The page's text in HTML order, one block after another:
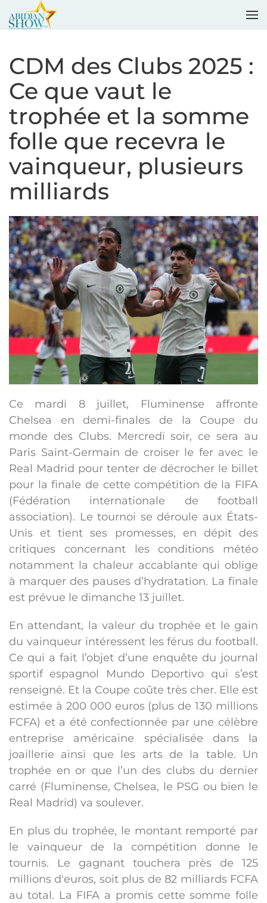
CDM des Clubs 2025 :
Ce que vaut le
trophée et la somme
folle que recevra le
vainqueur, plusieurs
milliards
Ce mardi 8 juillet, Fluminense affronte
Chelsea en demi-finales de la Coupe du
monde des Clubs. Mercredi soir, ce sera au
Paris Saint-Germain de croiser le fer avec le
Real Madrid pour tenter de décrocher le billet
pour la finale de cette compétition de la FIFA
(Fédération internationale de football
association). Le tournoi se déroule aux États-
Unis et tient ses promesses, en dépit des
critiques concernant les conditions météo
notamment la chaleur accablante qui oblige
à marquer des pauses d’hydratation. La finale
est prévue le dimanche 13 juillet.
En attendant, la valeur du trophée et le gain
du vainqueur intéressent les férus du football.
Ce qui a fait l’objet d’une enquête du journal
sportif espagnol Mundo Deportivo qui s’est
renseigné. Et la Coupe coûte très cher. Elle est
estimée à 200 000 euros (plus de 130 millions
FCFA) et a été confectionnée par une célèbre
entreprise américaine spécialisée dans la
joaillerie ainsi que les arts de la table. Un
trophée en or que l’un des clubs du dernier
carré (Fluminense, Chelsea, le PSG ou bien le
Real Madrid) va soulever.
En plus du trophée, le montant remporté par
le vainqueur de la compétition donne le
tournis. Le gagnant touchera près de 125
millions d'euros, soit plus de 82 milliards FCFA
au total. La FIFA a promis cette somme folle